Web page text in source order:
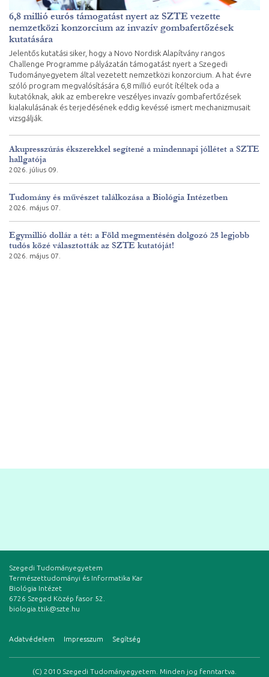
6,8 millió eurós támogatást nyert az SZTE vezette
nemzetközi konzorcium az invazív gombafertőzések
kutatására
Jelentős kutatási siker, hogy a Novo Nordisk Alapítvány rangos
Challenge Programme pályázatán támogatást nyert a Szegedi
Tudományegyetem által vezetett nemzetközi konzorcium. A hat évre
szóló program megvalósítására 6,8 millió eurót ítéltek oda a
kutatóknak, akik az emberekre veszélyes invazív gombafertőzések
kialakulásának és terjedésének eddig kevéssé ismert mechanizmusait
vizsgálják.
Akupresszúrás ékszerekkel segítené a mindennapi jóllétet a SZTE
hallgatója
2026. július 09.
Tudomány és művészet találkozása a Biológia Intézetben
2026. május 07.
Egymillió dollár a tét: a Föld megmentésén dolgozó 25 legjobb
tudós közé választották az SZTE kutatóját!
2026. május 07.
Szegedi Tudományegyetem
Természettudományi és Informatika Kar
Biológia Intézet
6726 Szeged Közép fasor 52.
biologia.ttik@szte.hu
Adatvédelem Impresszum Segítség
(C) 2010 Szegedi Tudományegyetem. Minden jog fenntartva.